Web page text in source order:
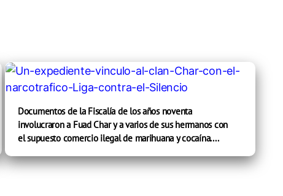
Documentos de la Fiscalía de los años noventa
involucraron a Fuad Char y a varios de sus hermanos con
el supuesto comercio ilegal de marihuana y cocaína....